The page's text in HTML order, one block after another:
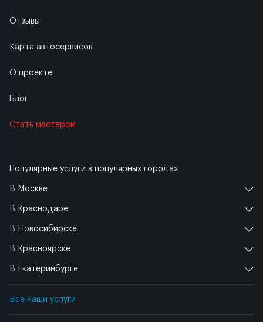
Популярные услуги в популярных городах
В Москве
В Краснодаре
В Новосибирске
В Красноярске
В Екатеринбурге
Все наши услуги
Отзывы
Карта автосервисов
О проекте
Блог
Стать мастером